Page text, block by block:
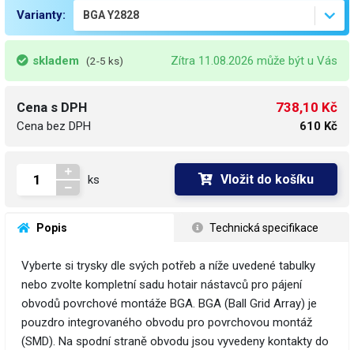
Varianty:
skladem (2-5 ks) Zítra 11.08.2026 může být u Vás
Cena s DPH
Cena bez DPH
738,10 Kč
610 Kč
ks Vložit do košíku
Popis Technická specifikace
Vyberte si trysky dle svých potřeb a níže uvedené tabulky
nebo zvolte kompletní sadu hotair nástavců pro pájení
obvodů povrchové montáže BGA. BGA (Ball Grid Array) je
pouzdro integrovaného obvodu pro povrchovou montáž
(SMD). Na spodní straně obvodu jsou vyvedeny kontakty do